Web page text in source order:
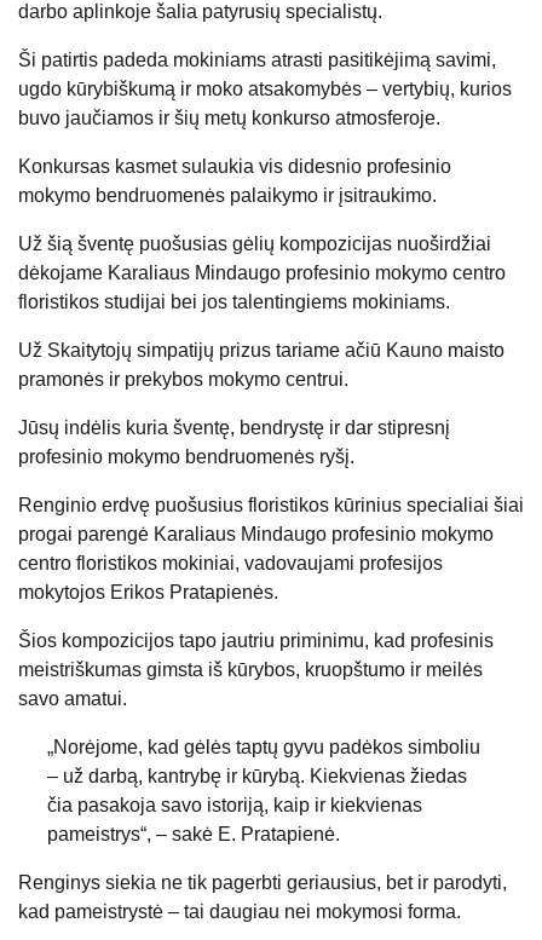
darbo aplinkoje šalia patyrusių specialistų.
Ši patirtis padeda mokiniams atrasti pasitikėjimą savimi,
ugdo kūrybiškumą ir moko atsakomybės – vertybių, kurios
buvo jaučiamos ir šių metų konkurso atmosferoje.
Konkursas kasmet sulaukia vis didesnio profesinio
mokymo bendruomenės palaikymo ir įsitraukimo.
Už šią šventę puošusias gėlių kompozicijas nuoširdžiai
dėkojame Karaliaus Mindaugo profesinio mokymo centro
floristikos studijai bei jos talentingiems mokiniams.
Už Skaitytojų simpatijų prizus tariame ačiū Kauno maisto
pramonės ir prekybos mokymo centrui.
Jūsų indėlis kuria šventę, bendrystę ir dar stipresnį
profesinio mokymo bendruomenės ryšį.
Renginio erdvę puošusius floristikos kūrinius specialiai šiai
progai parengė Karaliaus Mindaugo profesinio mokymo
centro floristikos mokiniai, vadovaujami profesijos
mokytojos Erikos Pratapienės.
Šios kompozicijos tapo jautriu priminimu, kad profesinis
meistriškumas gimsta iš kūrybos, kruopštumo ir meilės
savo amatui.
„Norėjome, kad gėlės taptų gyvu padėkos simboliu
– už darbą, kantrybę ir kūrybą. Kiekvienas žiedas
čia pasakoja savo istoriją, kaip ir kiekvienas
pameistrys“, – sakė E. Pratapienė.
Renginys siekia ne tik pagerbti geriausius, bet ir parodyti,
kad pameistrystė – tai daugiau nei mokymosi forma.